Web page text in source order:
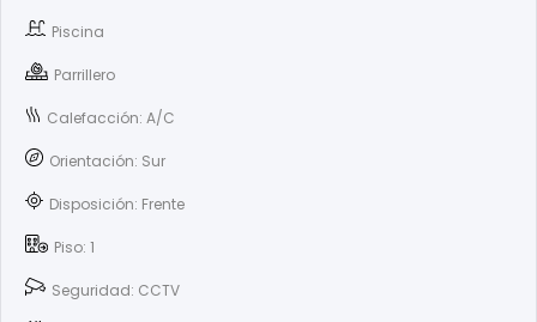
Piscina
Parrillero
Calefacción: A/C
Orientación: Sur
Disposición: Frente
Piso: 1
Seguridad: CCTV